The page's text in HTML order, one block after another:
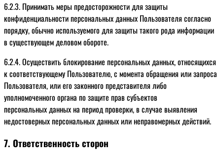
6.2.3. Принимать меры предосторожности для защиты
конфиденциальности персональных данных Пользователя согласно
порядку, обычно используемого для защиты такого рода информации
в существующем деловом обороте.
6.2.4. Осуществить блокирование персональных данных, относящихся
к соответствующему Пользователю, с момента обращения или запроса
Пользователя, или его законного представителя либо
уполномоченного органа по защите прав субъектов
персональных данных на период проверки, в случае выявления
недостоверных персональных данных или неправомерных действий.
7. Ответственность сторон